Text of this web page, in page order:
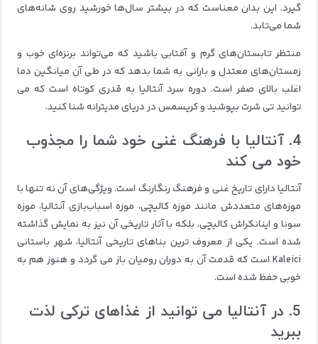
گیرد. این بدان معناست که در بیشتر سال‌ها خورشید روی شانه‌های
شما می‌تابد.
منتظر تابستان‌های گرم و آفتابی باشید که می‌تواند برنزه‌ای خوب و
زمستان‌های معتدل و بارانی به شما بدهد که در طی آن میانگین دما
اغلب بالای صفر است. دوره سرد آنتالیا به قدری کوتاه است که می
توانید تی شرت بپوشید و کریسمس در دریای مدیترانه شنا کنید.
4. آنتالیا با فرهنگ غنی خود شما را مجذوب
خود می کند
آنتالیا دارای تاریخ غنی و فرهنگ رنگارنگ است. ویژگی‌های آن نه تنها با
موزه‌های متعددش مانند موزه کالیچی، موزه اسباب‌بازی آنتالیا، موزه
سونا و اینانکراش کالیچی، بلکه با آثار تاریخی آن نیز به نمایش گذاشته
شده است. یکی از معروف ترین بناهای تاریخی آنتالیا، شهر باستانی
Kaleici است که قدمت آن به دوران رومیان باز می گردد و هنوز هم به
خوبی حفظ شده است.
5. در آنتالیا می توانید از غذاهای ترکی لذت
ببرید